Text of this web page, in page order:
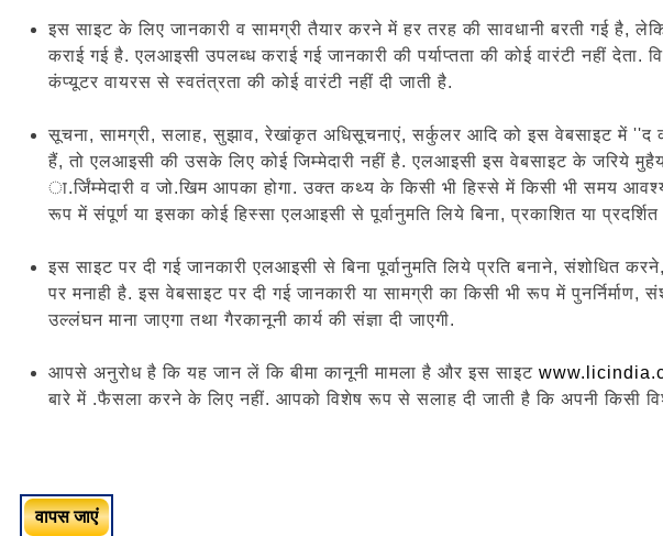
इस साइट के लिए जानकारी व सामग्री तैयार करने में हर तरह की सावधानी बरती गई है,
कराई गई है. एलआइसी उपलब्ध कराई गई जानकारी की पर्याप्तता की कोई वारंटी नहीं
कंप्यूटर वायरस से स्वतंत्रता की कोई वारंटी नहीं दी जाती है.
सूचना, सामग्री, सलाह, सुझाव, रेखांकृत अधिसूचनाएं, सर्कुलर आदि को इस वेबसाइट में
हैं, तो एलआइसी की उसके लिए कोई जिम्मेदारी नहीं है. एलआइसी इस वेबसाइट के जरिये
ा.र्जिंम्मेदारी व जो.खिम आपका होगा. उक्त कथ्य के किसी भी हिस्से में किसी भी समय
रूप में संपूर्ण या इसका कोई हिस्सा एलआइसी से पूर्वानुमति लिये बिना, प्रकाशित या
इस साइट पर दी गई जानकारी एलआइसी से बिना पूर्वानुमति लिये प्रति बनाने, संशोधित
पर मनाही है. इस वेबसाइट पर दी गई जानकारी या सामग्री का किसी भी रूप में
उल्लंघन माना जाएगा तथा गैरकानूनी कार्य की संज्ञा दी जाएगी.
आपसे अनुरोध है कि यह जान लें कि बीमा कानूनी मामला है और इस साइट
बारे में .फैसला करने के लिए नहीं. आपको विशेष रूप से सलाह दी जाती है कि अपनी किसी
वापस जाएं